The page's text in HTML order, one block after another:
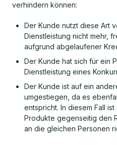
verhindern können:
Der Kunde nutzt diese Art
Dienstleistung nicht mehr,
aufgrund abgelaufener
Der Kunde hat sich für ein
Dienstleistung eines
Der Kunde ist auf ein
umgestiegen, da es
entspricht. In diesem Fall
Produkte gegenseitig den
an die gleichen Personen